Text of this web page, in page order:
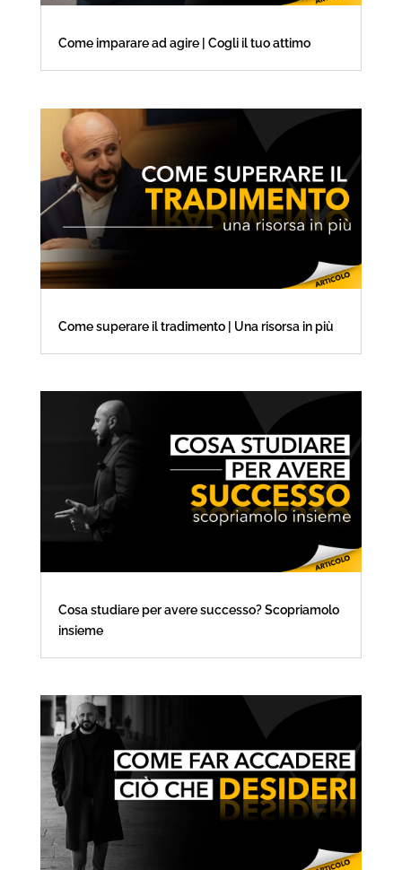
Come imparare ad agire | Cogli il tuo attimo
Come superare il tradimento | Una risorsa in più
Cosa studiare per avere successo? Scopriamolo
insieme